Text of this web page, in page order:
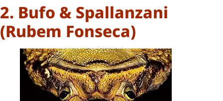
2. Bufo & Spallanzani
(Rubem Fonseca)